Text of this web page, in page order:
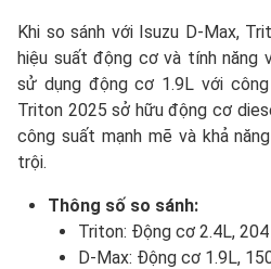
Khi so sánh với Isuzu D-Max,
hiệu suất động cơ và tính năng
sử dụng động cơ 1.9L với
Triton 2025 sở hữu động cơ
công suất mạnh mẽ và khả
trội.
Thông số so sánh:
Triton: Động cơ 2.4L,
D-Max: Động cơ 1.9L,